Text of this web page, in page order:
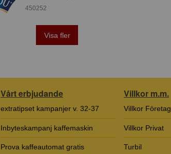
450252
Visa fler
Vårt erbjudande
extratipset kampanjer v. 32-37
Inbyteskampanj kaffemaskin
Prova kaffeautomat gratis
Villkor m.m.
Villkor Företag
Villkor Privat
Turbil